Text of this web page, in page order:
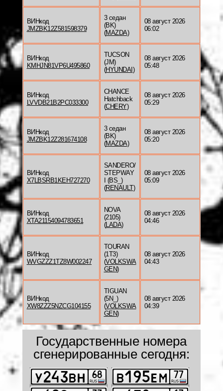
ВИНкод
JMZBK12Z581598379
3 седан
(BK)
(MAZDA)
08 август 2026
06:02
ВИНкод
KMHJN81VP6U495860
TUCSON
(JM)
(HYUNDAI )
08 август 2026
05:48
ВИНкод
LVVDB21B2PC033300
CHANCE
Hatchback
(CHERY)
08 август 2026
05:29
ВИНкод
JMZBK12Z281674108
3 седан
(BK)
(MAZDA)
08 август 2026
05:20
ВИНкод
X7LBSRB1KEH727270
SANDERO/
STEPWAY
I (BS_)
(RENAULT)
08 август 2026
05:09
ВИНкод
XTA21154094783651
NOVA
(2105)
(LADA)
08 август 2026
04:46
ВИНкод
WVGZZZ1TZ8W002247
TOURAN
(1T3)
(VOLKSWA
GEN)
08 август 2026
04:43
ВИНкод
XW8ZZZ5NZCG104155
TIGUAN
(5N_)
(VOLKSWA
GEN)
08 август 2026
04:39
Государственные номера
сгенерированные сегодня: